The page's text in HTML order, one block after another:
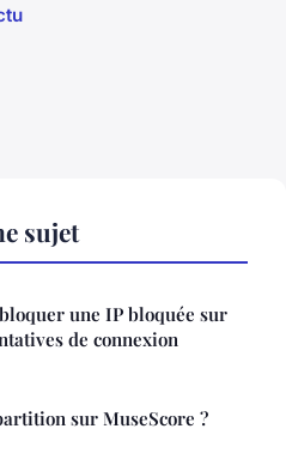
sujet
une IP bloquée sur
de connexion
sur MuseScore ?